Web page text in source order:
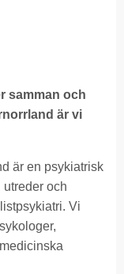
samman och
är vi
är en psykiatrisk
och
Vi